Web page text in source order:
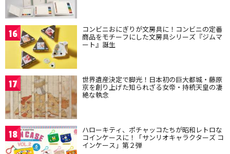
16 コンビニおにぎりが文房具に！コンビニの定番
商品をモチーフにした文房具シリーズ『ジムマ
ート』誕生
17 世界遺産決定で脚光！日本初の巨大都城・藤原
京を創り上げた知られざる女帝・持統天皇の凄
絶な執念
18 ハローキティ、ポチャッコたちが昭和レトロな
コインケースに！「サンリオキャラクターズ コ
インケース」第２弾